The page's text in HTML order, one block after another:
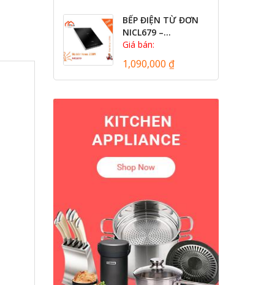
BẾP ĐIỆN TỪ ĐƠN
NICL679 –...
Giá bán:
1,090,000 ₫